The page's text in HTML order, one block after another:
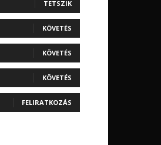
TETSZIK
KÖVETÉS
KÖVETÉS
KÖVETÉS
FELIRATKOZÁS